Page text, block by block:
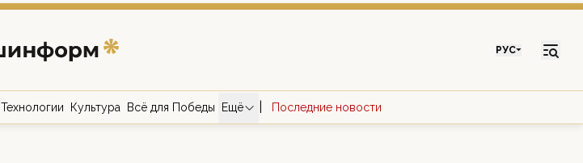
РУС
Технологии Культура Всё для Победы Ещё Последние новости